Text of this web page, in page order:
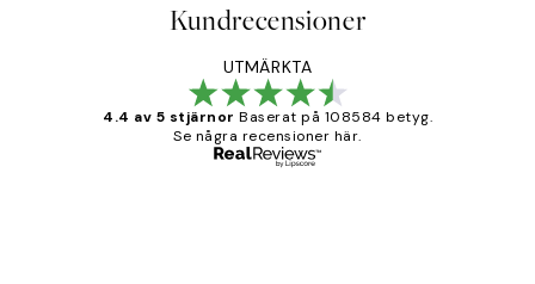
Kundrecensioner
UTMÄRKTA
4.4 av 5 stjärnor Baserat på 108584 betyg.
Se några recensioner här.